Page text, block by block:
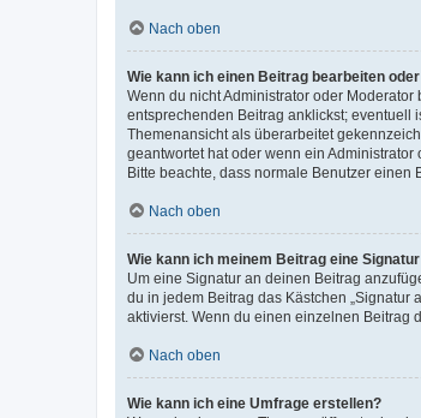
Nach oben
Wie kann ich einen Beitrag bearbeiten
Wenn du nicht Administrator oder
entsprechenden Beitrag anklickst; eventuell
Themenansicht als überarbeitet
geantwortet hat oder wenn ein
Bitte beachte, dass normale Benutzer einen
Nach oben
Wie kann ich meinem Beitrag eine
Um eine Signatur an deinen Beitrag
du in jedem Beitrag das Kästchen
aktivierst. Wenn du einen einzelnen Beitrag
Nach oben
Wie kann ich eine Umfrage erstellen?